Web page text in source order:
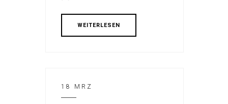
WEITERLESEN
18 MRZ